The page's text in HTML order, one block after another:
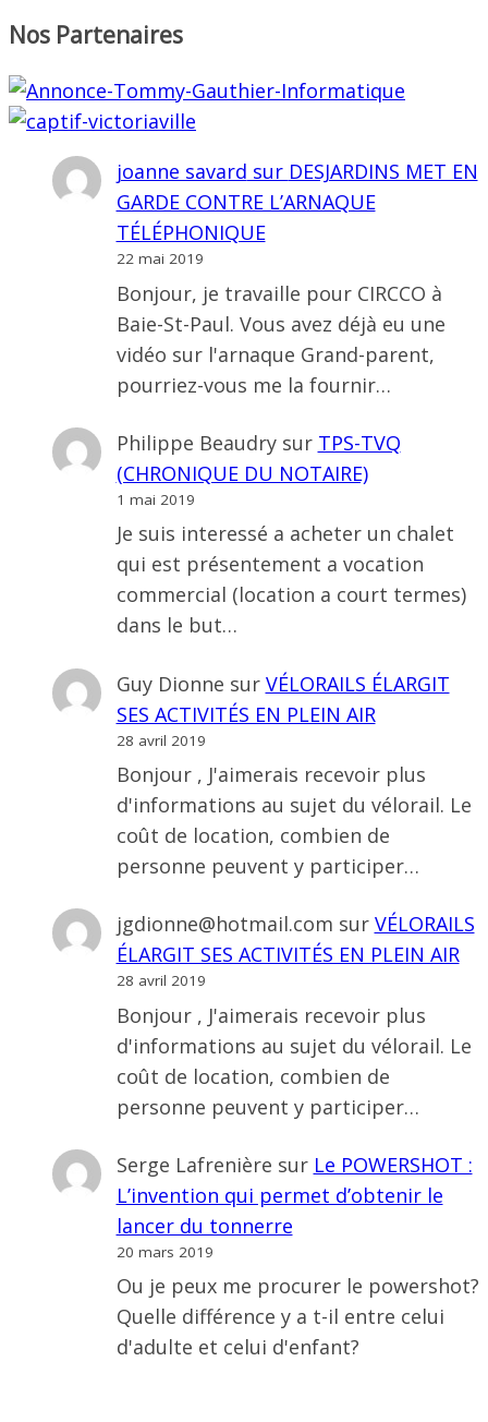
Nos Partenaires
joanne savard sur DESJARDINS MET EN
GARDE CONTRE L’ARNAQUE
TÉLÉPHONIQUE
22 mai 2019
Bonjour, je travaille pour CIRCCO à
Baie-St-Paul. Vous avez déjà eu une
vidéo sur l'arnaque Grand-parent,
pourriez-vous me la fournir…
Philippe Beaudrysur TPS-TVQ
(CHRONIQUE DU NOTAIRE)
1 mai 2019
Je suis interessé a acheter un chalet
qui est présentement a vocation
commercial (location a court termes)
dans le but…
Guy Dionne sur VÉLORAILS ÉLARGIT
SES ACTIVITÉS EN PLEIN AIR
28 avril 2019
Bonjour , J'aimerais recevoir plus
d'informations au sujet du vélorail. Le
coût de location, combien de
personne peuvent y participer…
jgdionne@hotmail.com sur VÉLORAILS
ÉLARGIT SES ACTIVITÉS EN PLEIN AIR
28 avril 2019
Bonjour , J'aimerais recevoir plus
d'informations au sujet du vélorail. Le
coût de location, combien de
personne peuvent y participer…
Serge Lafrenière sur Le POWERSHOT :
L’invention qui permet d’obtenir le
lancer du tonnerre
20 mars 2019
Ou je peux me procurer le powershot?
Quelle différence y a t-il entre celui
d'adulte et celui d'enfant?